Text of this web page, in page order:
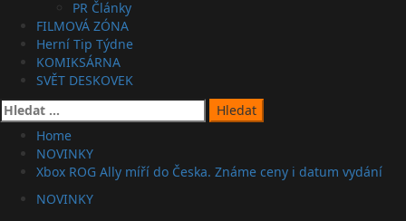
PR Články
FILMOVÁ ZÓNA
Herní Tip Týdne
KOMIKSÁRNA
SVĚT DESKOVEK
Vyhledávání
Home
NOVINKY
Xbox ROG Ally míří do Česka. Známe ceny i datum vydání
NOVINKY